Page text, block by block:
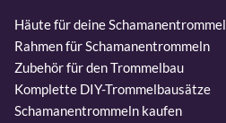
Häute für deine Schamanentrommel
Rahmen für Schamanentrommeln
Zubehör für den Trommelbau
Komplette DIY-Trommelbausätze
Schamanentrommeln kaufen